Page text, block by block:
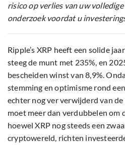
risico op verlies van uw
onderzoek voordat u
Ripple’s XRP heeft een solide
steeg de munt met 235%, en
bescheiden winst van 8,9%.
stemming en optimisme rond
echter nog ver verwijderd van
moet meer dan verdubbelen om
hoewel XRP nog steeds een
cryptowereld, richten